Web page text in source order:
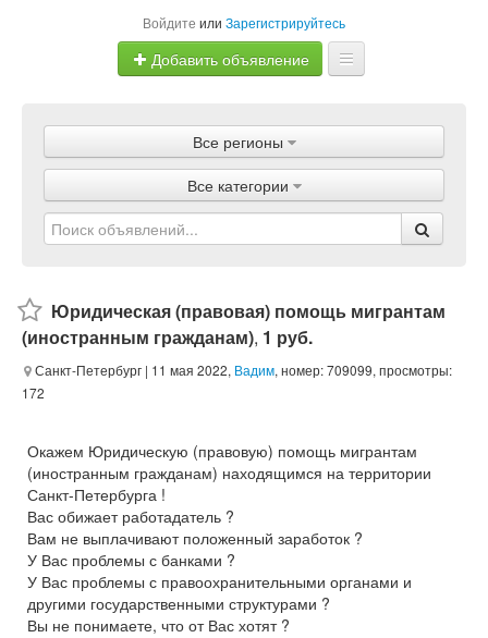
Войдите или Зарегистрируйтесь
Добавить объявление
Объявления
Магазины
Услуги
Все регионы
Все категории
Юридическая (правовая) помощь мигрантам
(иностранным гражданам), 1 руб.
Санкт-Петербург | 11 мая 2022, Вадим, номер: 709099, просмотры:
172
Окажем Юридическую (правовую) помощь мигрантам
(иностранным гражданам) находящимся на территории
Санкт-Петербурга !
Вас обижает работадатель ?
Вам не выплачивают положенный заработок ?
У Вас проблемы с банками ?
У Вас проблемы с правоохранительными органами и
другими государственными структурами ?
Вы не понимаете, что от Вас хотят ?